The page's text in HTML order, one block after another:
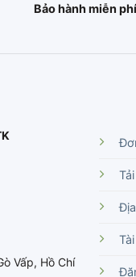
Bảo hành miễn
Vấp, Hồ Chí